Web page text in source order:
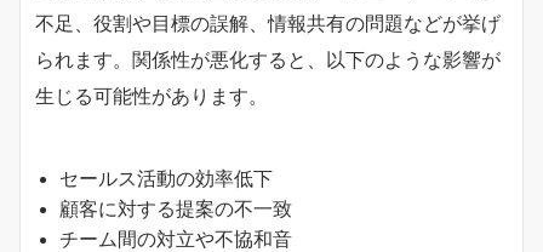
不足、役割や目標の誤解、情報共有の問題などが挙げ
られます。関係性が悪化すると、以下のような影響が
生じる可能性があります。
セールス活動の効率低下
顧客に対する提案の不一致
チーム間の対立や不協和音